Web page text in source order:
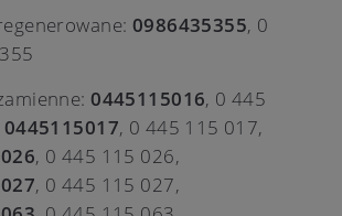
0986435355, 0
0445115016, 0 445
0445115017, 0 445 115 017,
, 0 445 115 026,
, 0 445 115 027,